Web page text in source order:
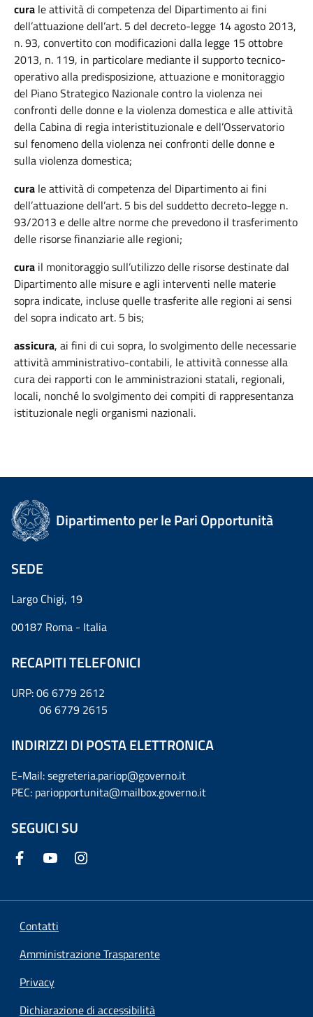
cura le attività di competenza del Dipartimento ai fini
dell’attuazione dell’art. 5 del decreto-legge 14 agosto 2013,
n. 93, convertito con modificazioni dalla legge 15 ottobre
2013, n. 119, in particolare mediante il supporto tecnico-
operativo alla predisposizione, attuazione e monitoraggio
del Piano Strategico Nazionale contro la violenza nei
confronti delle donne e la violenza domestica e alle attività
della Cabina di regia interistituzionale e dell’Osservatorio
sul fenomeno della violenza nei confronti delle donne e
sulla violenza domestica;
cura le attività di competenza del Dipartimento ai fini
dell’attuazione dell’art. 5 bis del suddetto decreto-legge n.
93/2013 e delle altre norme che prevedono il trasferimento
delle risorse finanziarie alle regioni;
cura il monitoraggio sull’utilizzo delle risorse destinate dal
Dipartimento alle misure e agli interventi nelle materie
sopra indicate, incluse quelle trasferite alle regioni ai sensi
del sopra indicato art. 5 bis;
assicura, ai fini di cui sopra, lo svolgimento delle necessarie
attività amministrativo-contabili, le attività connesse alla
cura dei rapporti con le amministrazioni statali, regionali,
locali, nonché lo svolgimento dei compiti di rappresentanza
istituzionale negli organismi nazionali.
Dipartimento per le Pari Opportunità
SEDE
Largo Chigi, 19
00187 Roma - Italia
RECAPITI TELEFONICI
URP: 06 6779 2612
06 6779 2615
INDIRIZZI DI POSTA ELETTRONICA
E-Mail: segreteria.pariop@governo.it
PEC: pariopportunita@mailbox.governo.it
SEGUICI SU
Contatti
Amministrazione Trasparente
Privacy
Dichiarazione di accessibilità